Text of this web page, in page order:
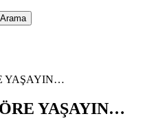
YAŞAYIN…
YAŞAYIN…